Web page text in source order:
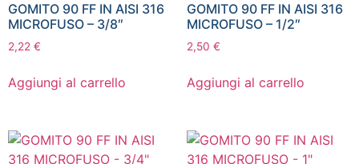
GOMITO 90 FF IN AISI 316
MICROFUSO – 3/8″
2,22 €
Aggiungi al carrello
GOMITO 90 FF IN AISI 316
MICROFUSO – 1/2″
2,50 €
Aggiungi al carrello